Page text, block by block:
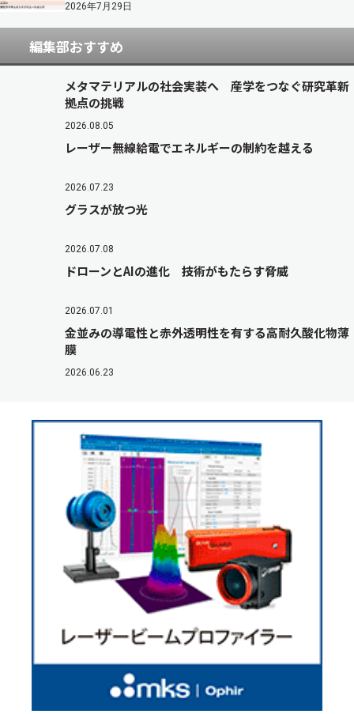
2026年7月29日
編集部おすすめ
メタマテリアルの社会実装へ 産学をつなぐ研究革新
拠点の挑戦
2026.08.05
レーザー無線給電でエネルギーの制約を越える
2026.07.23
グラスが放つ光
2026.07.08
ドローンとAIの進化 技術がもたらす脅威
2026.07.01
金並みの導電性と赤外透明性を有する高耐久酸化物薄
膜
2026.06.23